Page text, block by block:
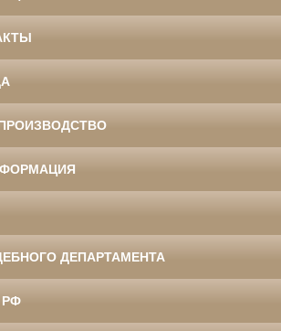
ДЕПАРТАМЕНТА
РФ